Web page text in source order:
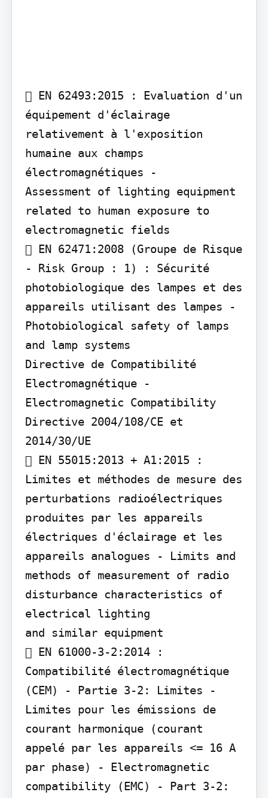
 EN 62493:2015 : Evaluation d'un
équipement d'éclairage
relativement à l'exposition
humaine aux champs
électromagnétiques -
Assessment of lighting equipment
related to human exposure to
electromagnetic fields
 EN 62471:2008 (Groupe de Risque
- Risk Group : 1) : Sécurité
photobiologique des lampes et des
appareils utilisant des lampes -
Photobiological safety of lamps
and lamp systems
Directive de Compatibilité
Electromagnétique -
Electromagnetic Compatibility
Directive 2004/108/CE et
2014/30/UE
 EN 55015:2013 + A1:2015 :
Limites et méthodes de mesure des
perturbations radioélectriques
produites par les appareils
électriques d'éclairage et les
appareils analogues - Limits and
methods of measurement of radio
disturbance characteristics of
electrical lighting
and similar equipment
 EN 61000-3-2:2014 :
Compatibilité électromagnétique
(CEM) - Partie 3-2: Limites -
Limites pour les émissions de
courant harmonique (courant
appelé par les appareils <= 16 A
par phase) - Electromagnetic
compatibility (EMC) - Part 3-2: